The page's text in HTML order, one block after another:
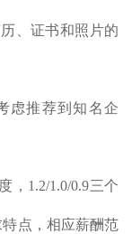
、证书和照片的
虑推荐到知名企
，1.2/1.0/0.9三个
点，相应薪酬范